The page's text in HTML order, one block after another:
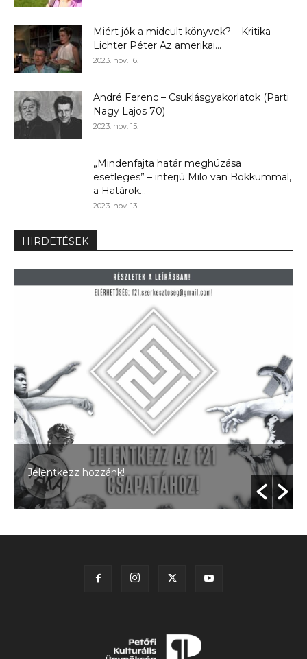
Miért jók a midcult könyvek? – Kritika
Lichter Péter Az amerikai...
2023. nov. 16.
André Ferenc – Csuklásgyakorlatok (Parti
Nagy Lajos 70)
2023. nov. 15.
„Mindenfajta határ meghúzása
esetleges” – interjú Milo van Bokkummal,
a Határok...
2023. nov. 13.
HIRDETÉSEK
Jelentkezz hozzánk!